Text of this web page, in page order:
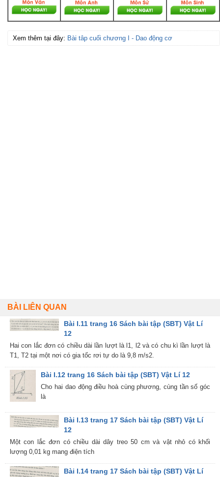
Xem thêm tại đây: Bài tâp cuối chương I - Dao động cơ
BÀI LIÊN QUAN
Bài I.11 trang 16 Sách bài tập (SBT) Vật Lí
12
Hai con lắc đơn có chiều dài lần lượt là l1, l2 và có chu kì lần lượt là
T1, T2 tại một nơi có gia tốc rơi tự do là 9,8 m/s2.
Bài I.12 trang 16 Sách bài tập (SBT) Vật Lí 12
Cho hai dao động điều hoà cùng phương, cùng tần số góc
là
Bài I.13 trang 17 Sách bài tập (SBT) Vật Lí
12
Một con lắc đơn có chiều dài dây treo 50 cm và vật nhỏ có khối
lượng 0,01 kg mang điện tích
Bài I.14 trang 17 Sách bài tập (SBT) Vật Lí